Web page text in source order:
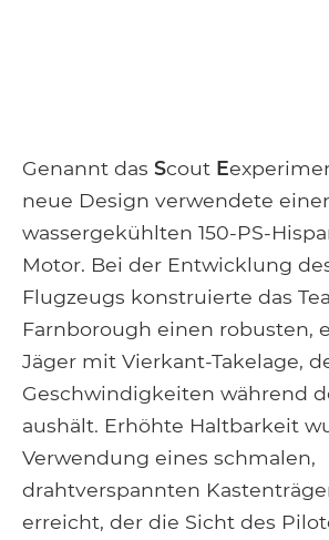
Genannt das Scout E
neue Design verwendete
wassergekühlten 150-PS-
Motor. Bei der Entwicklung
Flugzeugs konstruierte das
Farnborough einen robusten,
Jäger mit Vierkant-Takelage,
Geschwindigkeiten während
aushält. Erhöhte Haltbarkeit
Verwendung eines schmalen,
drahtverspannten
erreicht, der die Sicht des